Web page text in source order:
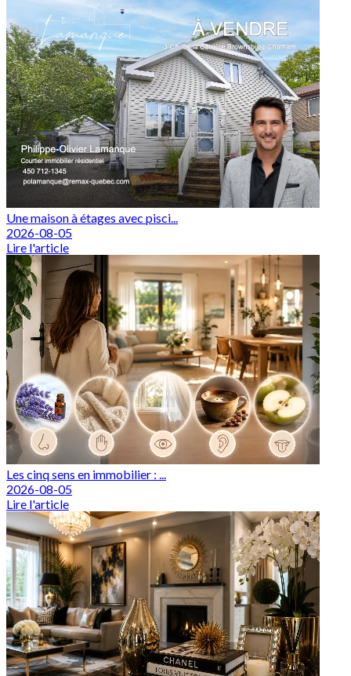
Une maison à étages avec pisci...
2026-08-05
Lire l'article
Les cinq sens en immobilier : ...
2026-08-05
Lire l'article